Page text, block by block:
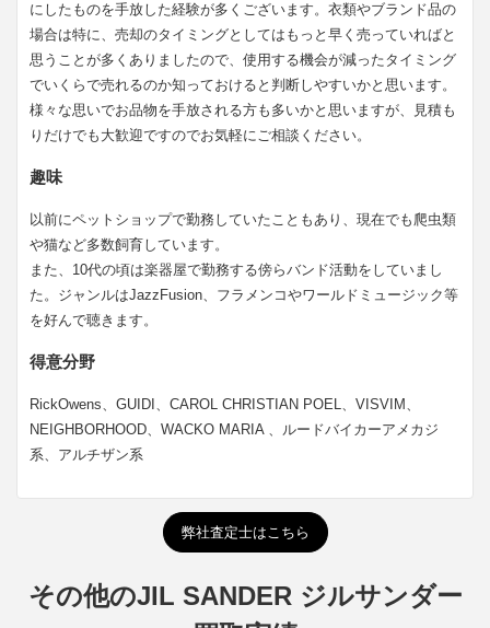
にしたものを手放した経験が多くございます。衣類やブランド品の
場合は特に、売却のタイミングとしてはもっと早く売っていればと
思うことが多くありましたので、使用する機会が減ったタイミング
でいくらで売れるのか知っておけると判断しやすいかと思います。
様々な思いでお品物を手放される方も多いかと思いますが、見積も
りだけでも大歓迎ですのでお気軽にご相談ください。
趣味
以前にペットショップで勤務していたこともあり、現在でも爬虫類
や猫など多数飼育しています。
また、10代の頃は楽器屋で勤務する傍らバンド活動をしていまし
た。ジャンルはJazzFusion、フラメンコやワールドミュージック等
を好んで聴きます。
得意分野
RickOwens、GUIDI、CAROL CHRISTIAN POEL、VISVIM、
NEIGHBORHOOD、WACKO MARIA 、ルードバイカーアメカジ
系、アルチザン系
弊社査定士はこちら
その他のJIL SANDER ジルサンダー